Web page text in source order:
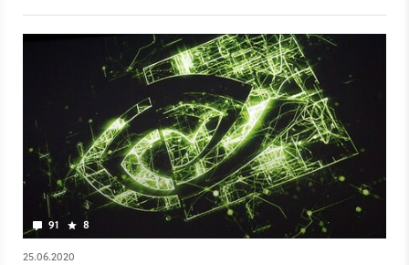
91 8
25.06.2020